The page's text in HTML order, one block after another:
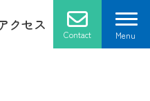
クセス
Contact Menu